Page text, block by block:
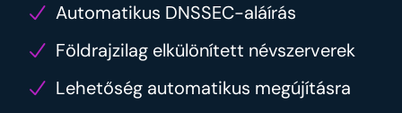
Automatikus DNSSEC-aláírás
Földrajzilag elkülönített névszerverek
Lehetőség automatikus megújításra